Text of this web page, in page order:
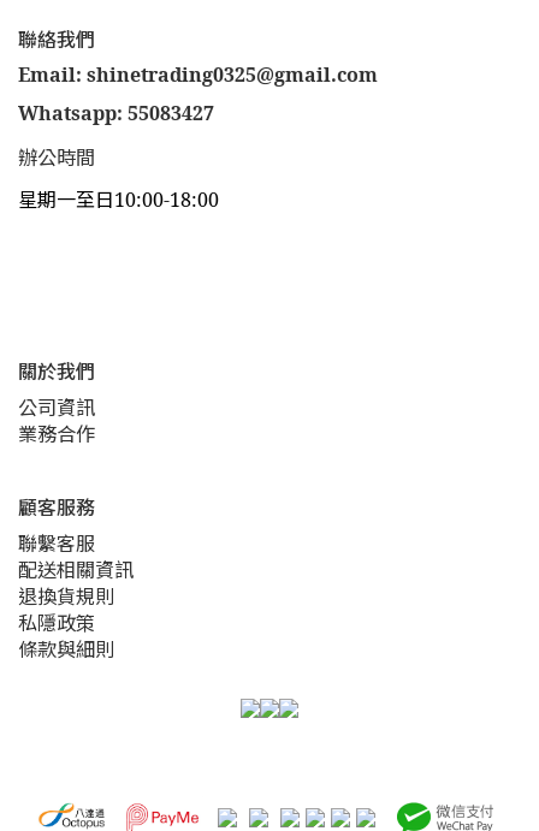
聯絡我們
Email: shinetrading0325@gmail.com
Whatsapp: 55083427
辦公時間
星期一至日10:00-18:00
關於我們
公司資訊
業務合作
顧客服務
聯繫客服
配送相關資訊
退換貨規則
私隱政策
條款與細則